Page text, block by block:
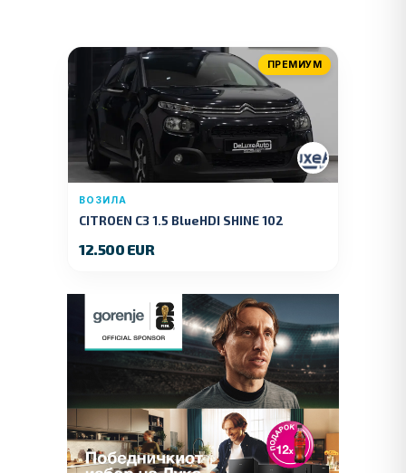
ПРЕМИУМ
ВОЗИЛА
CITROEN C3 1.5 BlueHDI SHINE 102
12.500 EUR